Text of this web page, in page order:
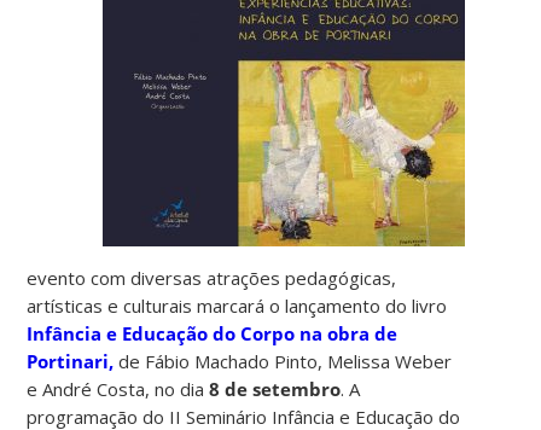
evento com diversas atrações pedagógicas,
artísticas e culturais marcará o lançamento do livro
Infância e Educação do Corpo na obra de
Portinari, de Fábio Machado Pinto, Melissa Weber
e André Costa, no dia8 de setembro. A
programação do II Seminário Infância e Educação do